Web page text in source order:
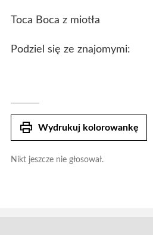
Toca Boca z miotła
Podziel się ze znajomymi:
print Wydrukuj kolorowankę
Nikt jeszcze nie głosował.